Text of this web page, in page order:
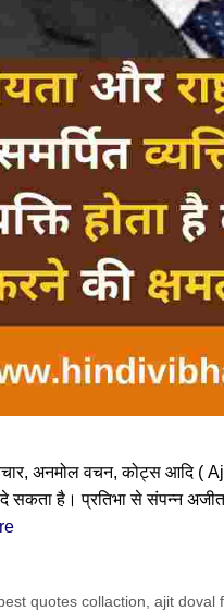
अनमोल वचन, कोट्स आदि
है। प्रतिभा से संपन्न अजीत
quotes collaction ajit doval